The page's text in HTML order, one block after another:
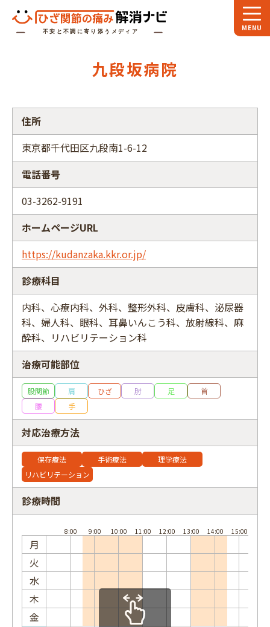
スペシャル 対談
お役立ちコラム
専門家インタビュー
フリーワード
九段坂病院
住所
東京都千代田区九段南1-6-12
電話番号
03-3262-9191
ホームページURL
https://kudanzaka.kkr.or.jp/
診療科目
内科、心療内科、外科、整形外科、皮膚科、泌尿器
科、婦人科、眼科、耳鼻いんこう科、放射線科、麻
酔科、リハビリテーション科
治療可能部位
股関節 肩 ひざ 肘 足
首
腰
手
対応治療方法
保存療法 手術療法
理学療法
リハビリテーション
診療時間
月
火
水
木
金